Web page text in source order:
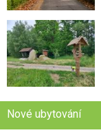
Nové ubytování